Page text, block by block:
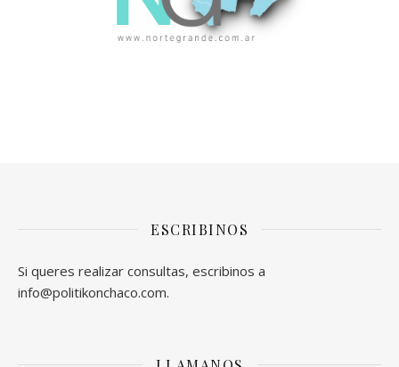
ESCRIBINOS
Si queres realizar consultas, escribinos a
info@politikonchaco.com.